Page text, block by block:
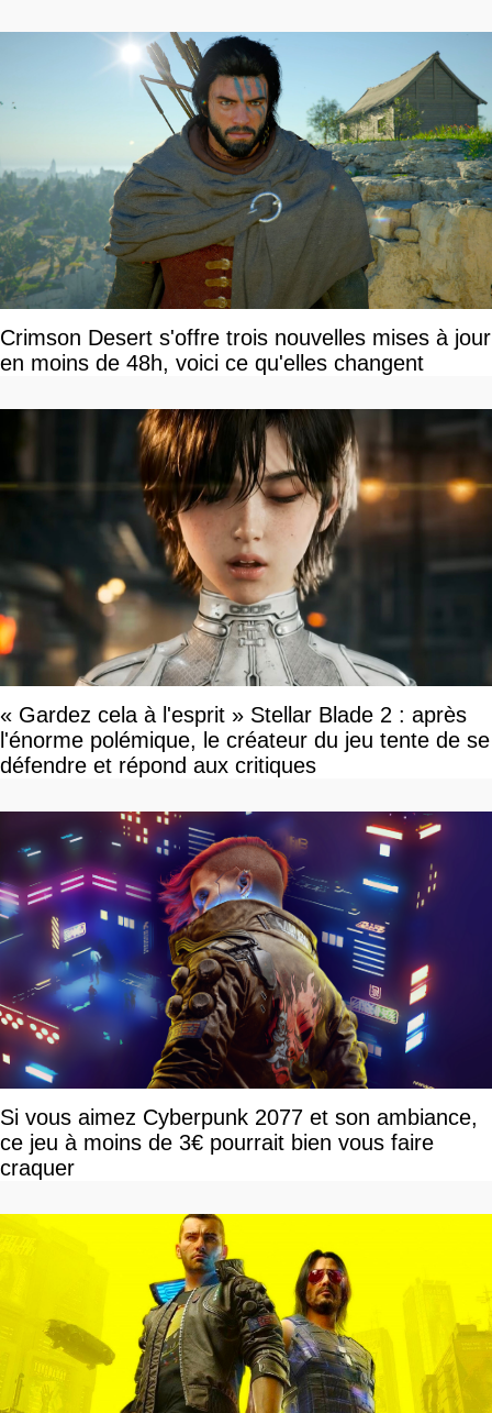
Crimson Desert s'offre trois nouvelles mises à jour
en moins de 48h, voici ce qu'elles changent
« Gardez cela à l'esprit » Stellar Blade 2 : après
l'énorme polémique, le créateur du jeu tente de se
défendre et répond aux critiques
Si vous aimez Cyberpunk 2077 et son ambiance,
ce jeu à moins de 3€ pourrait bien vous faire
craquer